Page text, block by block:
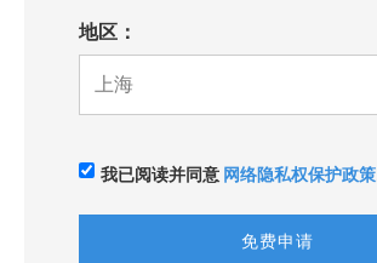
地区：
我已阅读并同意 网络隐私权保护政策